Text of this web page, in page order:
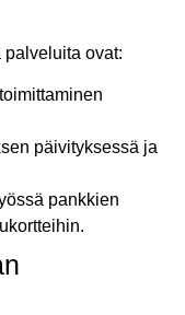
ovat:
päivityksessä ja
pankkien